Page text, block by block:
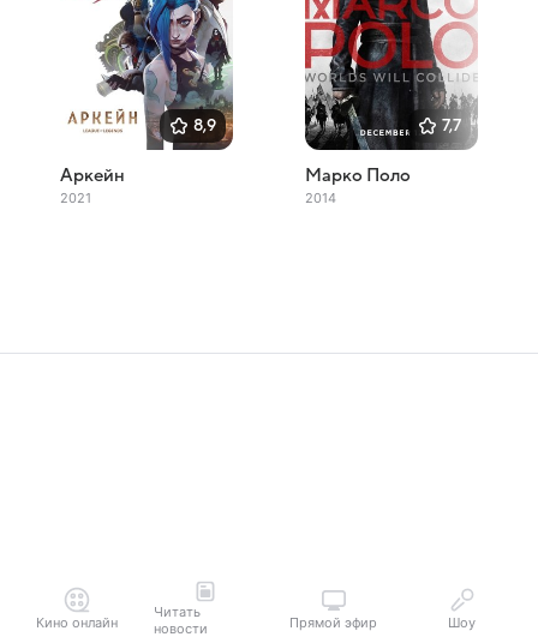
8,9
Аркейн
2021
7,7
Марко Поло
2014
Кино онлайн
Читать
новости
Прямой эфир Шоу